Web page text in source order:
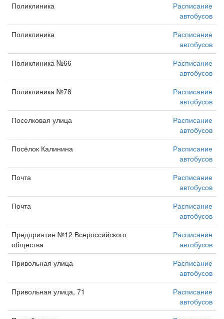
Поликлиника
Расписание
автобусов
Поликлиника
Расписание
автобусов
Поликлиника №66
Расписание
автобусов
Поликлиника №78
Расписание
автобусов
Поселковая улица
Расписание
автобусов
Посёлок Калинина
Расписание
автобусов
Почта
Расписание
автобусов
Почта
Расписание
автобусов
Предприятие №12 Всероссийского
общества
Расписание
автобусов
Привольная улица
Расписание
автобусов
Привольная улица, 71
Расписание
автобусов